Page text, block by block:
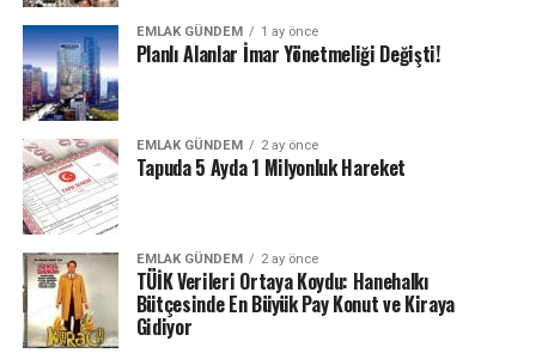
EMLAK GÜNDEM 1 ay önce
Planlı Alanlar İmar Yönetmeliği Değişti!
EMLAK GÜNDEM 2 ay önce
Tapuda 5 Ayda 1 Milyonluk Hareket
EMLAK GÜNDEM 2 ay önce
TÜİK Verileri Ortaya Koydu: Hanehalkı
Bütçesinde En Büyük Pay Konut ve Kiraya
Gidiyor